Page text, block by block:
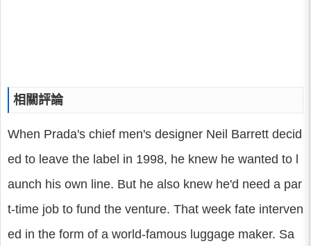
相關評論
When Prada's chief men's designer Neil Barrett decid
ed to leave the label in 1998, he knew he wanted to l
aunch his own line. But he also knew he'd need a par
t-time job to fund the venture. That week fate interven
ed in the form of a world-famous luggage maker. Sa